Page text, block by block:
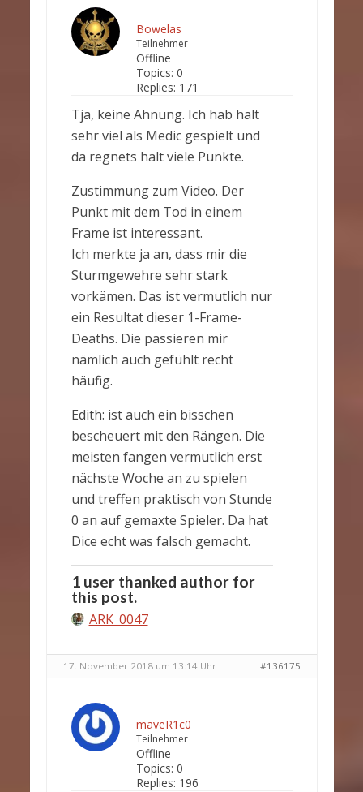
Bowelas
Teilnehmer
Offline
Topics: 0
Replies: 171
Tja, keine Ahnung. Ich hab halt
sehr viel als Medic gespielt und
da regnets halt viele Punkte.
Zustimmung zum Video. Der
Punkt mit dem Tod in einem
Frame ist interessant.
Ich merkte ja an, dass mir die
Sturmgewehre sehr stark
vorkämen. Das ist vermutlich nur
ein Resultat dieser 1-Frame-
Deaths. Die passieren mir
nämlich auch gefühlt recht
häufig.
Edith: ist auch ein bisschen
bescheuert mit den Rängen. Die
meisten fangen vermutlich erst
nächste Woche an zu spielen
und treffen praktisch von Stunde
0 an auf gemaxte Spieler. Da hat
Dice echt was falsch gemacht.
1 user thanked author for
this post.
ARK_0047
17. November 2018 um 13:14 Uhr #136175
maveR1c0
Teilnehmer
Offline
Topics: 0
Replies: 196